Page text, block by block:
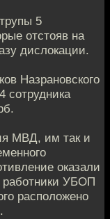
5
отстояв на
дислокации.
Назрановского
сотрудника
МВД, им так и
оказали
работники УБОП
расположено